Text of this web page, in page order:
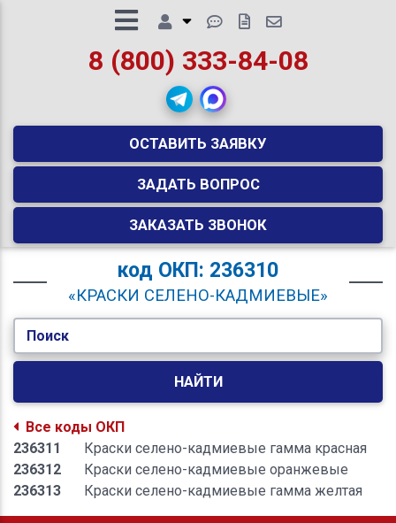
8 (800) 333-84-08
ОСТАВИТЬ ЗАЯВКУ
ЗАДАТЬ ВОПРОС
ЗАКАЗАТЬ ЗВОНОК
код ОКП: 236310
«КРАСКИ СЕЛЕНО-КАДМИЕВЫЕ»
Поиск
НАЙТИ
Все коды ОКП
236311
Краски селено-кадмиевые гамма красная
236312
Краски селено-кадмиевые оранжевые
236313
Краски селено-кадмиевые гамма желтая